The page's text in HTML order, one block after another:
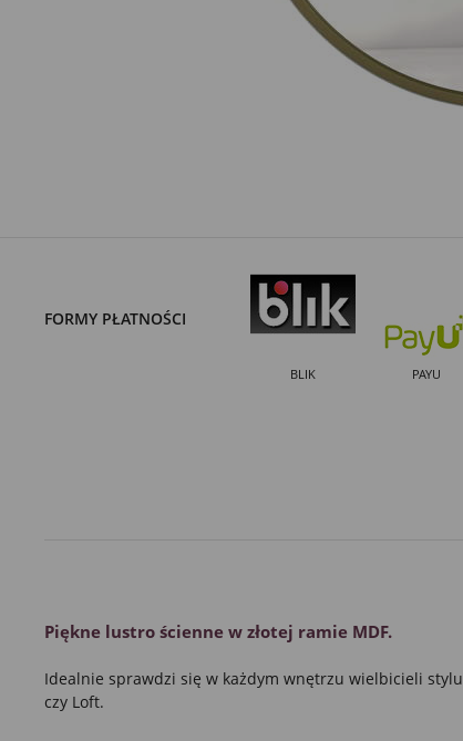
FORMY PŁATNOŚCI
BLIK PAYU
Piękne lustrościenne wzłotej ramie MDF.
Idealnie sprawdzi się w każdym wnętrzu wielbicieli stylu
czy Loft.